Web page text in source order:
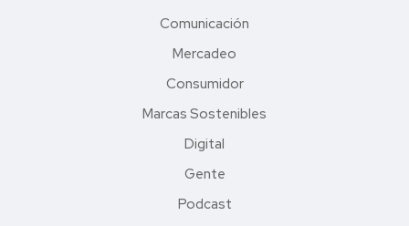
Comunicación
Mercadeo
Consumidor
Marcas Sostenibles
Digital
Gente
Podcast